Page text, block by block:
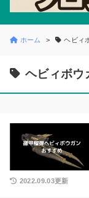
ホーム ヘビィ
ヘビィボウ
2022.09.03更新